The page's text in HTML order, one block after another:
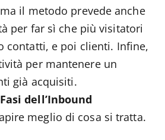
il metodo prevede anche
per far sì che più visitatori
contatti, e poi clienti. Infine,
per mantenere un
già acquisiti.
dell’Inbound
meglio di cosa si tratta.